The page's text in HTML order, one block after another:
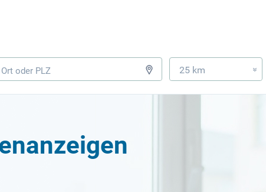
25 km »